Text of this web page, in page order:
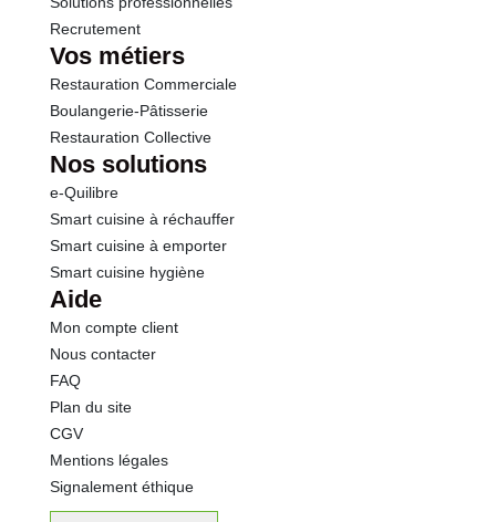
Recrutement
Vos métiers
Restauration Commerciale
Boulangerie-Pâtisserie
Restauration Collective
Nos solutions
e-Quilibre
Smart cuisine à réchauffer
Smart cuisine à emporter
Smart cuisine hygiène
Aide
Mon compte client
Nous contacter
FAQ
Plan du site
CGV
Mentions légales
Signalement éthique